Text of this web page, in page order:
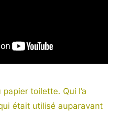
toilette. Qui l’a
était utilisé auparavant